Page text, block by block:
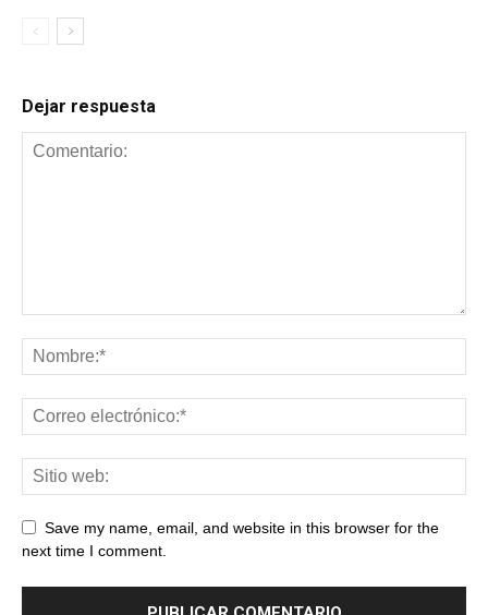
Dejar respuesta
Save my name, email, and website in this browser for the
next time I comment.